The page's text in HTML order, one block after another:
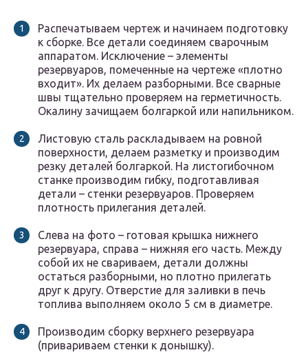
Распечатываем чертеж и начинаем подготовку
к сборке. Все детали соединяем сварочным
аппаратом. Исключение – элементы
резервуаров, помеченные на чертеже «плотно
входит». Их делаем разборными. Все сварные
швы тщательно проверяем на герметичность.
Окалину зачищаем болгаркой или напильником.
Листовую сталь раскладываем на ровной
поверхности, делаем разметку и производим
резку деталей болгаркой. На листогибочном
станке производим гибку, подготавливая
детали – стенки резервуаров. Проверяем
плотность прилегания деталей.
Слева на фото – готовая крышка нижнего
резервуара, справа – нижняя его часть. Между
собой их не свариваем, детали должны
остаться разборными, но плотно прилегать
друг к другу. Отверстие для заливки в печь
топлива выполняем около 5 см в диаметре.
Производим сборку верхнего резервуара
(привариваем стенки к донышку).